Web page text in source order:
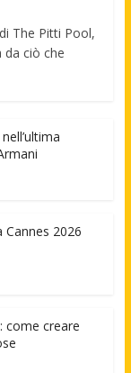
The Pitti Pool,
da ciò che
Cannes 2026
come creare